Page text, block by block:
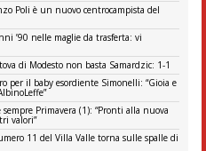
Poli è un nuovo centrocampista del
’90 nelle maglie da trasferta: vi
di Modesto non basta Samardzic: 1-1
per il baby esordiente Simonelli: “Gioia e
sempre Primavera (1): “Pronti alla nuova
valori”
11 del Villa Valle torna sulle spalle di